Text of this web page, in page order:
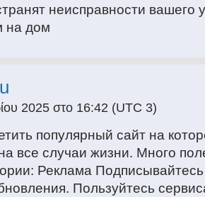
неисправности вашего
на дом
2025 στο 16:42 (UTC 3)
популярный сайт на
все случаи жизни. Много
Реклама
Пользуйтесь